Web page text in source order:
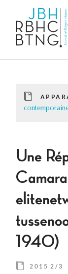
Une
1940)
2015 2/3